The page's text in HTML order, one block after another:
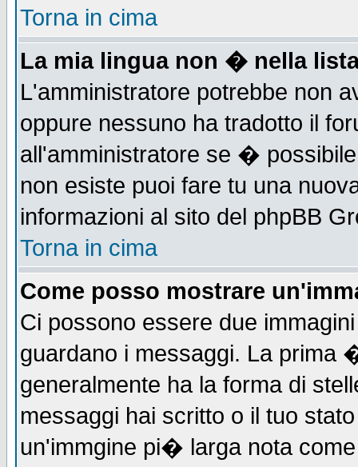
Torna in cima
La mia lingua non � nella
L'amministratore potrebbe non
oppure nessuno ha tradotto il
all'amministratore se �
non esiste puoi fare tu una
informazioni al sito del phpBB
Torna in cima
Come posso mostrare
Ci possono essere due
guardano i messaggi. La prima
generalmente ha la forma di
messaggi hai scritto o il tuo
un'immgine pi� larga nota